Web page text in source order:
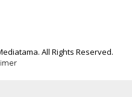
All Rights Reserved.